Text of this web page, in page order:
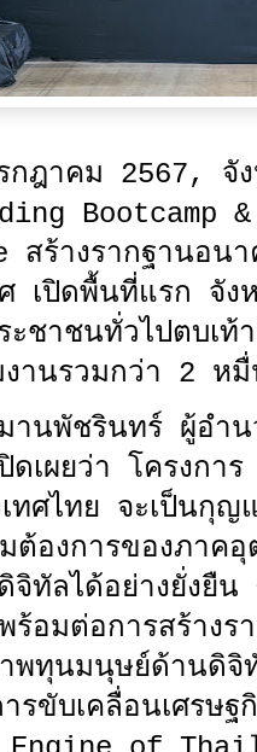
ฎาคม 2567, จั
Bootcamp
างรากฐานอนา
เปิดพื้นที่แรก จัง
ชาชนทั่วไปตบเท้
งานรวมกว่า 2 ห
พัชรินทร์ ผู้อำนว
ดเผยว่า โครง
ทศไทย จะเป็นกุ
ต้องการของภาค
ทัลได้อย่างยั่งยืน
อมต่อการสร้างร
าพทุนมนุษย์ด้านดิ
รขับเคลื่อนเศรษ